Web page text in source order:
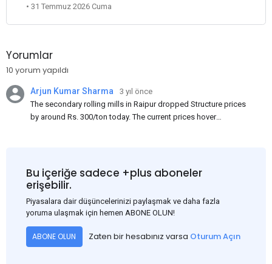
• 31 Temmuz 2026 Cuma
Yorumlar
10 yorum yapıldı
Arjun Kumar Sharma
3 yıl önce
The secondary rolling mills in Raipur dropped Structure prices
by around Rs. 300/ton today. The current prices hover
of a sluggish trend, mills had to lower their offers immediately
following yesterday's price hike.
Bu içeriğe sadece +plus aboneler
erişebilir.
Piyasalara dair düşüncelerinizi paylaşmak ve daha fazla
yoruma ulaşmak için hemen ABONE OLUN!
ABONE OLUN Zaten bir hesabınız varsa Oturum Açın